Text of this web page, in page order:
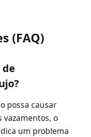
(FAQ)
possa causar
vazamentos, o
um problema